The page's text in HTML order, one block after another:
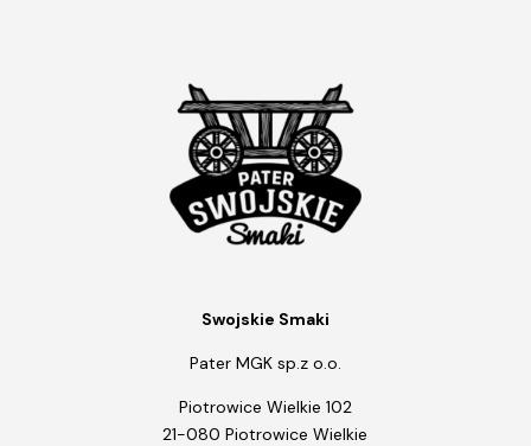
Swojskie Smaki
Pater MGK sp.z o.o.
Piotrowice Wielkie 102
21-080 Piotrowice Wielkie